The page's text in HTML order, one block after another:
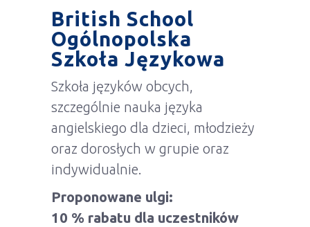
British School
Ogólnopolska
Szkoła Językowa
Szkoła języków obcych,
szczególnie nauka języka
angielskiego dla dzieci, młodzieży
oraz dorosłych w grupie oraz
indywidualnie.
Proponowane ulgi:
10 % rabatu dla uczestników